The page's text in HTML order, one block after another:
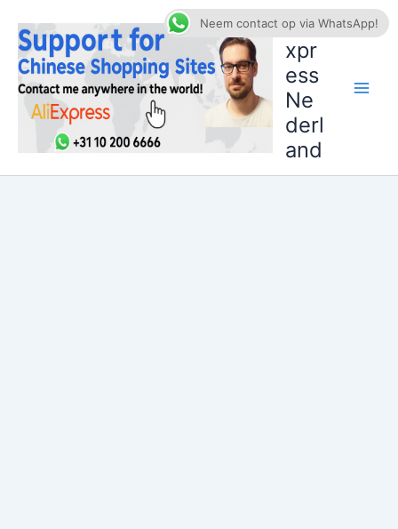
naar
inhoud
AliE
xpr
ess
Ne
derl
and
Neem contact op via WhatsApp!